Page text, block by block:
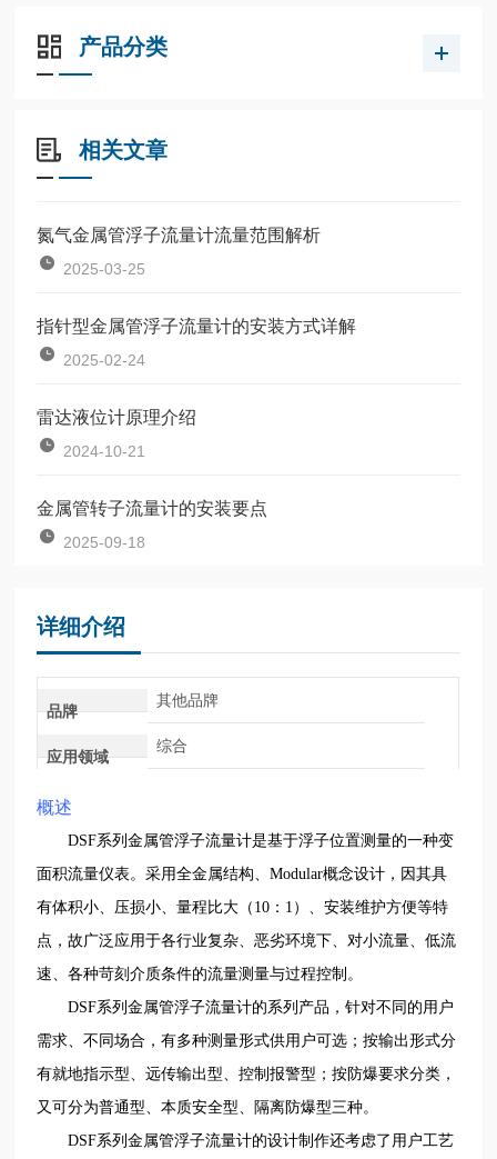
产品分类
相关文章
氮气金属管浮子流量计流量范围解析
2025-03-25
指针型金属管浮子流量计的安装方式详解
2025-02-24
雷达液位计原理介绍
2024-10-21
金属管转子流量计的安装要点
2025-09-18
详细介绍
品牌
其他品牌
应用领域
综合
概述
DSF系列金属管浮子流量计是基于浮子位置测量的一种变
面积流量仪表。采用全金属结构、Modular概念设计，因其具
有体积小、压损小、量程比大（ 10 ： 1 ）、安装维护方便等特
点，故广泛应用于各行业复杂、恶劣环境下、对小流量、低流
速、各种苛刻介质条件的流量测量与过程控制。
DSF系列金属管浮子流量计的系列产品，针对不同的用户
需求、不同场合，有多种测量形式供用户可选；按输出形式分
有就地指示型、远传输出型、控制报警型；按防爆要求分类，
又可分为普通型、本质安全型、隔离防爆型三种。
DSF系列金属管浮子流量计的设计制作还考虑了用户工艺